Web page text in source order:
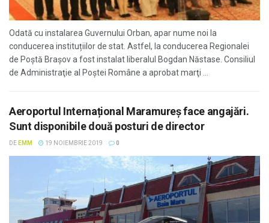
Odată cu instalarea Guvernului Orban, apar nume noi la
conducerea instituțiilor de stat. Astfel, la conducerea Regionalei
de Poștă Brașov a fost instalat liberalul Bogdan Năstase. Consiliul
de Administraţie al Poştei Române a aprobat marţi ...
Aeroportul Internațional Maramureș face angajări.
Sunt disponibile două posturi de director
DE EMM 19 NOIEMBRIE 2019 0